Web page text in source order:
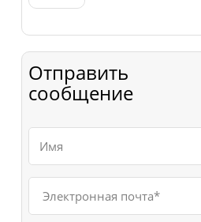
Отправить
сообщение